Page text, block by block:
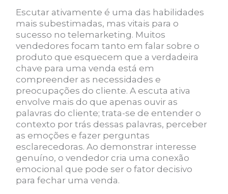
Escutar ativamente é uma das habilidades
mais subestimadas, mas vitais para o
sucesso no telemarketing. Muitos
vendedores focam tanto em falar sobre o
produto que esquecem que a verdadeira
chave para uma venda está em
compreender as necessidades e
preocupações do cliente. A escuta ativa
envolve mais do que apenas ouvir as
palavras do cliente; trata-se de entender o
contexto por trás dessas palavras, perceber
as emoções e fazer perguntas
esclarecedoras. Ao demonstrar interesse
genuíno, o vendedor cria uma conexão
emocional que pode ser o fator decisivo
para fechar uma venda.